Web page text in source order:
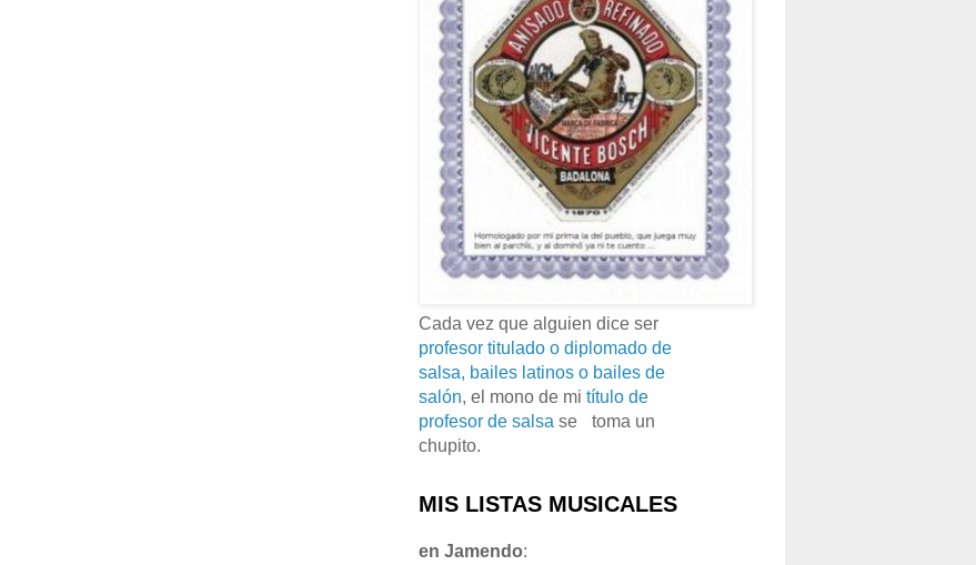
Cada vez que alguien dice ser
profesor titulado o diplomado de
salsa, bailes latinos o bailes de
salón, el mono de mi título de
profesor de salsa se
toma un
chupito.
MIS LISTAS MUSICALES
en Jamendo: